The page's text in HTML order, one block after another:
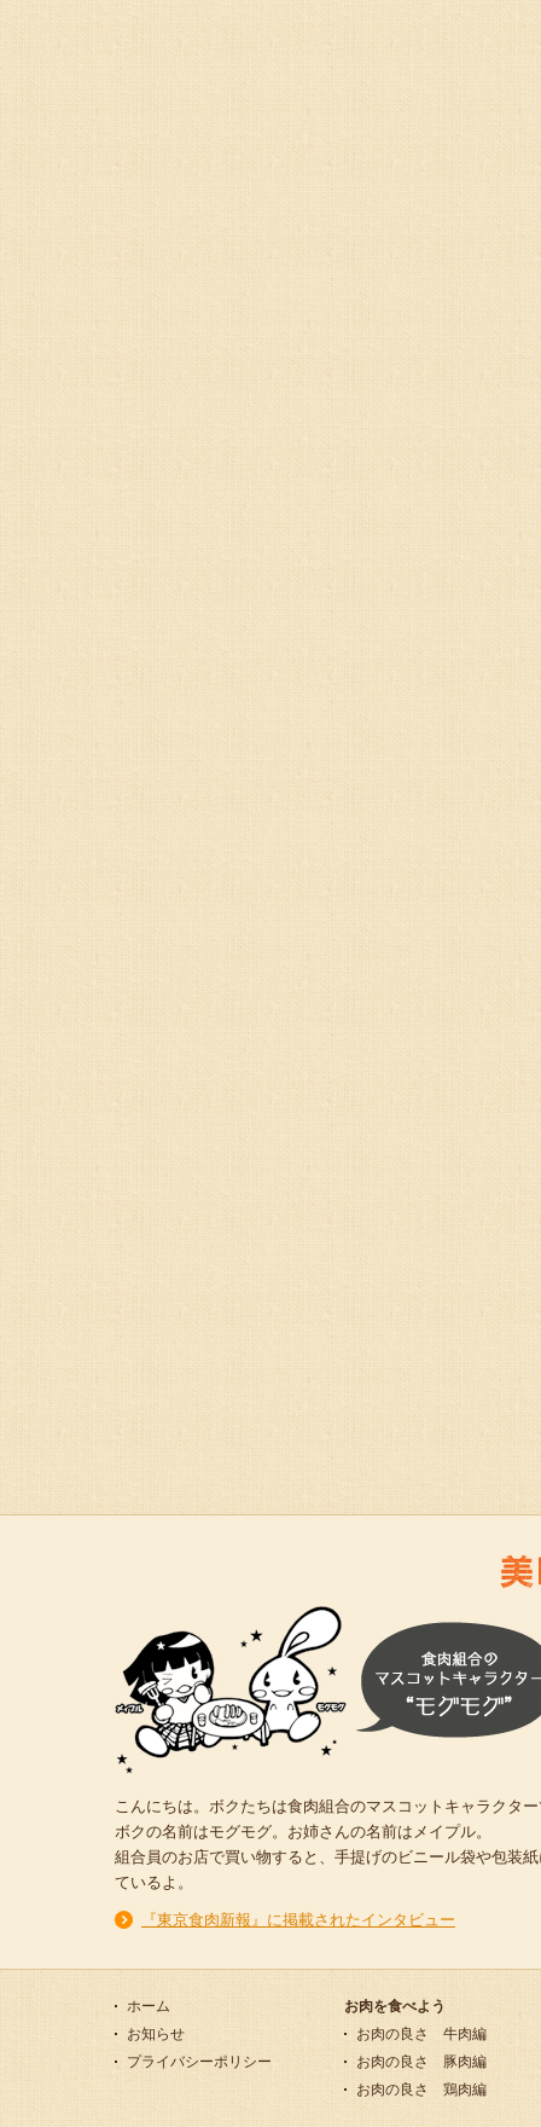
こんにちは。ボクたちは食肉組合のマスコットキャラクタ
ボクの名前はモグモグ。お姉さんの名前はメイプル。
組合員のお店で買い物すると、手提げのビニール袋や包装
ているよ。
『東京食肉新報』に掲載されたインタビュー
ホーム
お知らせ
プライバシーポリシー
お肉を食べよう
お肉の良さ 牛肉編
お肉の良さ 豚肉編
お肉の良さ 鶏肉編